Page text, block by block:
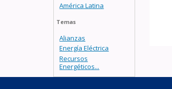
América Latina
Temas
Alianzas
Energía Eléctrica
Recursos
Energéticos...